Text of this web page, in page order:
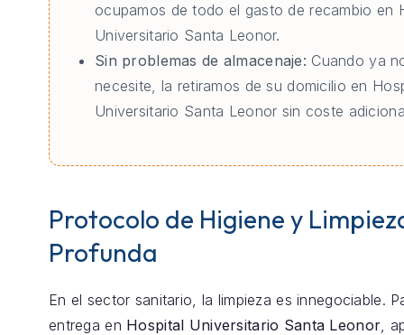
ocupamos de todo el gasto de recambio en
Universitario Santa Leonor.
Sin problemas de almacenaje: Cuando ya
necesite, la retiramos de su domicilio en
Universitario Santa Leonor sin coste
Protocolo de Higiene y
Profunda
En el sector sanitario, la limpieza es innegociable.
entrega en Hospital Universitario Santa Leonor ,